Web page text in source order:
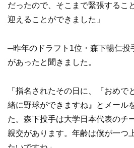
だったので、そこまで緊張するこ
迎えることができました」
─昨年のドラフト1位・森下暢仁投
があったと聞きました。
「指名されたその日に、『おめで
緒に野球ができますね』とメール
た。森下投手は大学日本代表のチ
親交があります。年齢は僕が一つ